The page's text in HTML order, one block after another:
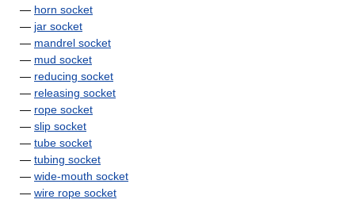
— horn socket
— jar socket
— mandrel socket
— mud socket
— reducing socket
— releasing socket
— rope socket
— slip socket
— tube socket
— tubing socket
— wide-mouth socket
— wire rope socket